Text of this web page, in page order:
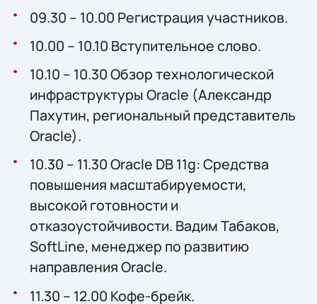
09.30 – 10.00 Регистрация участников.
10.00 – 10.10 Вступительное слово.
10.10 – 10.30 Обзор технологической
инфраструктуры Oracle (Александр
Пахутин, региональный представитель
Oracle).
10.30 – 11.30 Oracle DB 11g: Средства
повышения масштабируемости,
высокой готовности и
отказоустойчивости. Вадим Табаков,
SoftLine, менеджер по развитию
направления Oracle.
11.30 – 12.00 Кофе-брейк.